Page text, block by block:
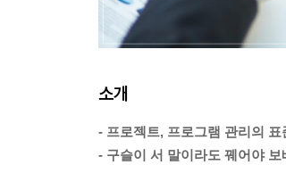
소개
- 프로젝트, 프로그램 관리의 표
- 구슬이 서 말이라도 꿰어야